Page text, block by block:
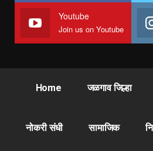
Youtube
Join us on Youtube
Home जळगाव जिल्हा
नोकरी संधी सामाजिक